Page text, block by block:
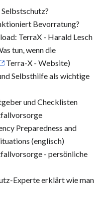
Bevorratung?
TerraX - Harald Lesch
tun, wenn die
Terra-X - Website)
Selbst­hilfe als wichtige
und Checklisten
Preparedness and
(englisch)
- persönliche
Experte erklärt wie man